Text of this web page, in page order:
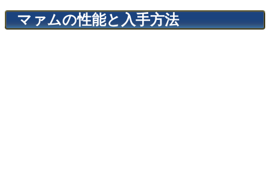
マァムの性能と入手方法